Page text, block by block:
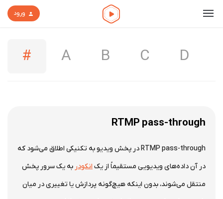
ورود
# A B C D
RTMP pass-through
RTMP pass-through در پخش ویدیو به تکنیکی اطلاق می‌شود که
در آن داده‌های ویدیویی مستقیماً از یک انکودر به یک سرور پخش
منتقل می‌شوند، بدون اینکه هیچ‌گونه پردازش یا تغییری در میان